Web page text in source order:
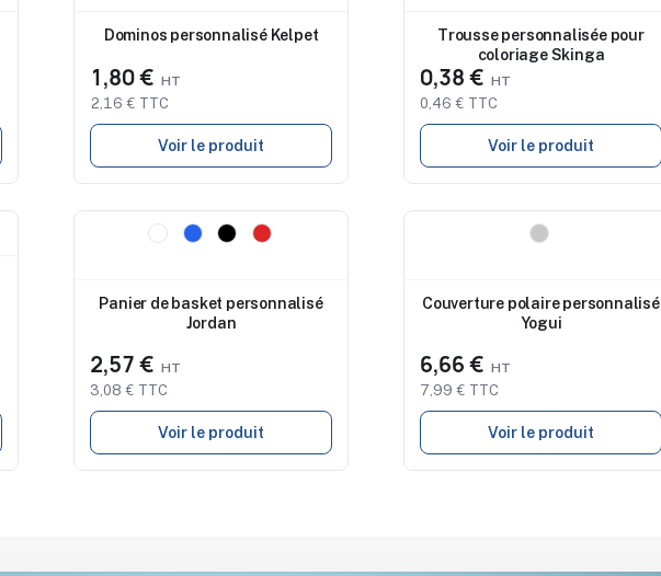
Dominos personnalisé Kelpet
1,80 €
2,16 € TTC
Voir le produit
Trousse personnalisée pour
coloriage Skinga
0,38 €
0,46 € TTC
Voir le produit
Nouveau
Panier de basket personnalisé
Jordan
2,57 €
3,08 € TTC
Voir le produit
Couverture polaire personnalisé
Yogui
6,66 €
7,99 € TTC
Voir le produit